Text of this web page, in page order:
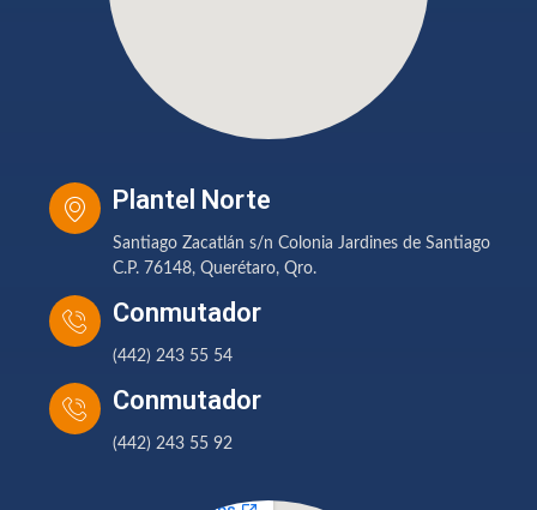
Plantel Norte
Santiago Zacatlán s/n Colonia Jardines de Santiago
C.P. 76148, Querétaro, Qro.
Conmutador
(442) 243 55 54
Conmutador
(442) 243 55 92